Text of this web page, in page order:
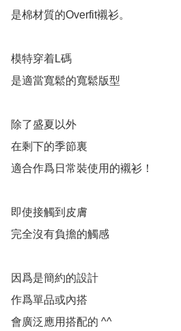
是棉材質的Overfit襯衫。
模特穿着L碼
是適當寬鬆的寬鬆版型
除了盛夏以外
在剩下的季節裏
適合作爲日常裝使用的襯衫！
即使接觸到皮膚
完全沒有負擔的觸感
因爲是簡約的設計
作爲單品或內搭
會廣泛應用搭配的 ^^